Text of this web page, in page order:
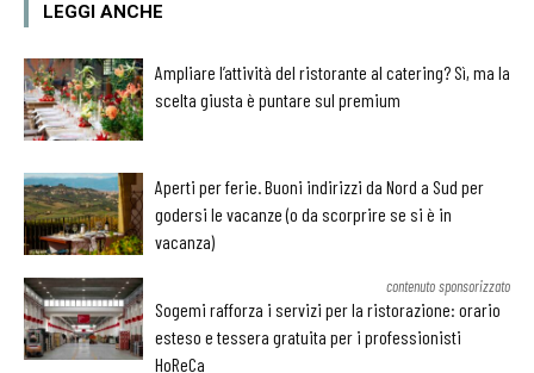
LEGGI ANCHE
Ampliare l’attività del ristorante al catering? Sì, ma la
scelta giusta è puntare sul premium
Aperti per ferie. Buoni indirizzi da Nord a Sud per
godersi le vacanze (o da scorprire se si è in
vacanza)
contenuto sponsorizzato
Sogemi rafforza i servizi per la ristorazione: orario
esteso e tessera gratuita per i professionisti
HoReCa